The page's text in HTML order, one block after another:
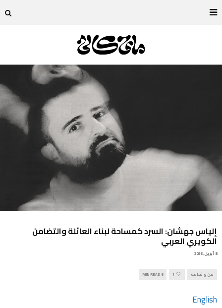
إلياس جهشان: السرد كمساحة لبناء العائلة والتضامن
الكويري العربي
8 أبريل, 2026
فن و ثقافة 1
6 MIN READ
English